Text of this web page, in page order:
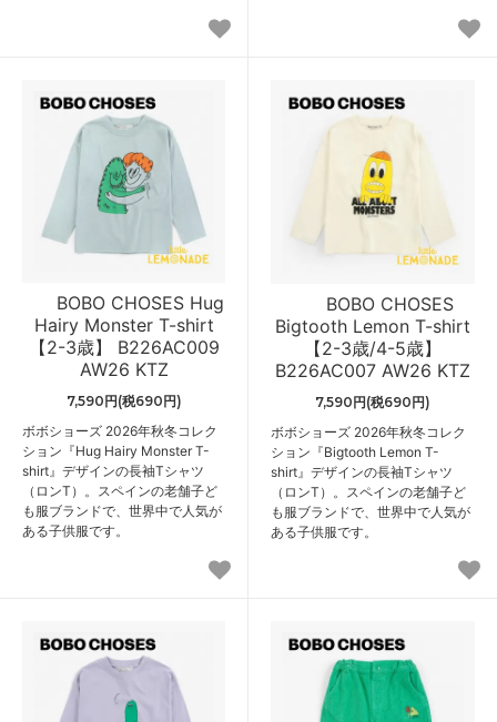
BOBO CHOSES Hug
Hairy Monster T-shirt
【2-3歳】 B226AC009
AW26 KTZ
7,590円(税690円)
ボボショーズ 2026年秋冬コレク
ション『Hug Hairy Monster T-
shirt』デザインの長袖Tシャツ
（ロンT）。スペインの老舗子ど
も服ブランドで、世界中で人気が
ある子供服です。
BOBO CHOSES
Bigtooth Lemon T-shirt
【2-3歳/4-5歳】
B226AC007 AW26 KTZ
7,590円(税690円)
ボボショーズ 2026年秋冬コレク
ション『Bigtooth Lemon T-
shirt』デザインの長袖Tシャツ
（ロンT）。スペインの老舗子ど
も服ブランドで、世界中で人気が
ある子供服です。